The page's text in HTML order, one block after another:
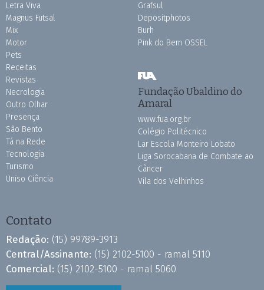
Letra Viva
Magnus Futsal
Mix
Motor
Pets
Receitas
Revistas
Necrologia
Outro Olhar
Presença
São Bento
Tá na Rede
Tecnologia
Turismo
Uniso Ciência
Grafsul
Depositphotos
Burh
Pink do Bem OSSEL
Fundação Ubaldino do
Amaral
www.fua.org.br
Colégio Politécnico
Lar Escola Monteiro Lobato
Liga Sorocabana de Combate ao
Câncer
Vila dos Velhinhos
Contato
Redação: (15) 99789-3913
Central/Assinante: (15) 2102-5100 - ramal 5110
Comercial: (15) 2102-5100 - ramal 5060